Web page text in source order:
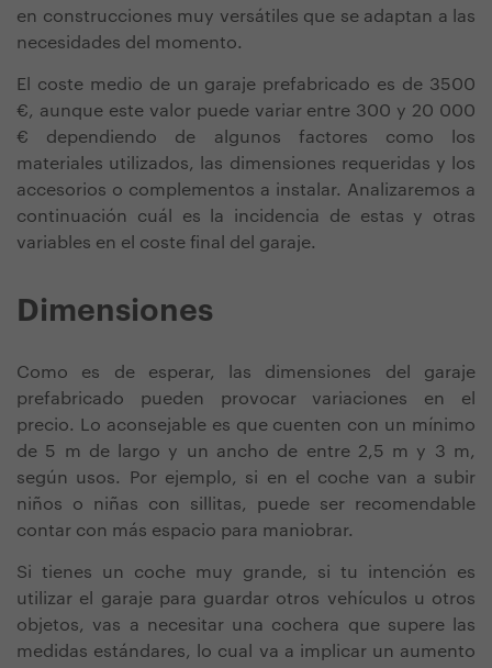
en construcciones muy versátiles que se adaptan a las
necesidades del momento.
El coste medio de un garaje prefabricado es de 3500
€, aunque este valor puede variar entre 300 y 20 000
€ dependiendo de algunos factores como los
materiales utilizados, las dimensiones requeridas y los
accesorios o complementos a instalar. Analizaremos a
continuación cuál es la incidencia de estas y otras
variables en el coste final del garaje.
Dimensiones
Como es de esperar, las dimensiones del garaje
prefabricado pueden provocar variaciones en el
precio. Lo aconsejable es que cuenten con un mínimo
de 5 m de largo y un ancho de entre 2,5 m y 3 m,
según usos. Por ejemplo, si en el coche van a subir
niños o niñas con sillitas, puede ser recomendable
contar con más espacio para maniobrar.
Si tienes un coche muy grande, si tu intención es
utilizar el garaje para guardar otros vehículos u otros
objetos, vas a necesitar una cochera que supere las
medidas estándares, lo cual va a implicar un aumento